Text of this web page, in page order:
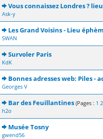
Vous connaissez Londres ?
Ask-y
0 Votes - 0 sur 5 en moyenne
12345
Les Grand Voisins - Lieu
SWAN
0 Votes - 0 sur 5 en moyenne
12345
Survoler Paris
KdK
0 Votes - 0 sur 5 en moyenne
1234
Bonnes adresses web: Piles -
Georges V
0 Votes - 0 sur 5 en moyenne
12345
Bar des Feuillantines (Pages : 1 2
h2o
0 Votes - 0 sur 5 en moyenne
12345
Musée Tosny
gwend56
0 Votes - 0 sur 5 en moyenne
123